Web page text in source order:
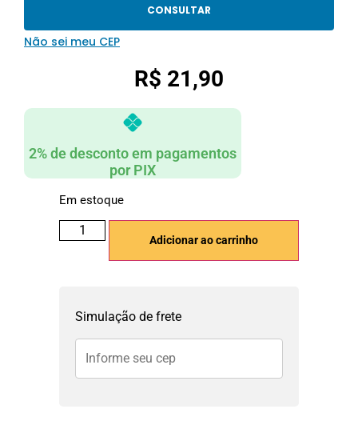
CONSULTAR
Não sei meu CEP
R$ 21,90
2% de desconto em pagamentos
por PIX
Em estoque
Adicionar ao carrinho
Simulação de frete